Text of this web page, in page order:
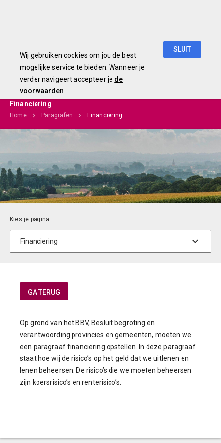
Begroting 2019
Financiering
Home Paragrafen Financiering
Op grond van het BBV, Besluit begroting en
verantwoording provincies en gemeenten, moeten we
een paragraaf financiering opstellen. In deze paragraaf
staat hoe wij de risico’s op het geld dat we uitlenen en
lenen beheersen. De risico’s die we moeten beheersen
zijn koersrisico’s en renterisico’s.
Wij gebruiken cookies om jou de best
mogelijke service te bieden. Wanneer je
verder navigeert accepteer je de
voorwaarden
SLUIT